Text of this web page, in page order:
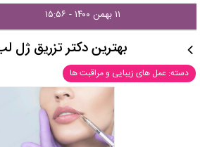
۱۱ بهمن ۱۴۰۰ - ۱۵:۵۶
بهترین دکتر تزریق ژل
دسته: عمل های زیبایی و مراقبت ها